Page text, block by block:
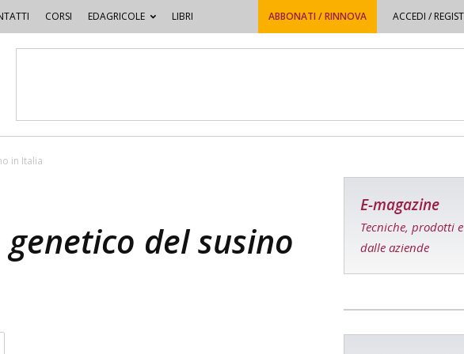
CORSI EDAGRICOLE LIBRI ABBONATI / RINNOVA ACCEDI /
in Italia
del susino
E-magazine
Tecniche, prodotti
dalle aziende